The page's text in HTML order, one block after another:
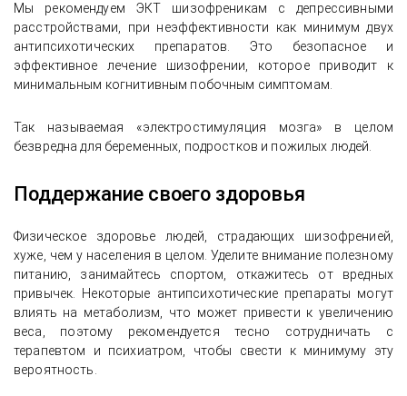
Мы рекомендуем ЭКТ шизофреникам с депрессивными
расстройствами, при неэффективности как минимум двух
антипсихотических препаратов. Это безопасное и
эффективное лечение шизофрении, которое приводит к
минимальным когнитивным побочным симптомам.
Так называемая «электростимуляция мозга» в целом
безвредна для беременных, подростков и пожилых людей.
Поддержание своего здоровья
Физическое здоровье людей, страдающих шизофренией,
хуже, чем у населения в целом. Уделите внимание полезному
питанию, занимайтесь спортом, откажитесь от вредных
привычек. Некоторые антипсихотические препараты могут
влиять на метаболизм, что может привести к увеличению
веса, поэтому рекомендуется тесно сотрудничать с
терапевтом и психиатром, чтобы свести к минимуму эту
вероятность.